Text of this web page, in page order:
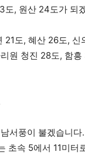
도, 원산 24도가 되
21도, 혜산 26도, 신
원 청진 28도, 함
서풍이 불겠습니
초속 5에서 11미터